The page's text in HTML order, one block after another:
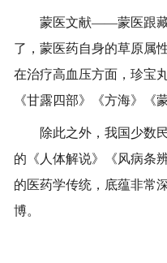
蒙医文献——蒙医跟藏医
了，蒙医药自身的草原属
在治疗高血压方面，珍宝
《甘露四部》《方海》《
除此之外，我国少数民
的《人体解说》《风病条
的医药学传统，底蕴非常
博。